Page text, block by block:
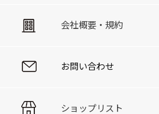
会社概要・規約
お問い合わせ
ショップリスト